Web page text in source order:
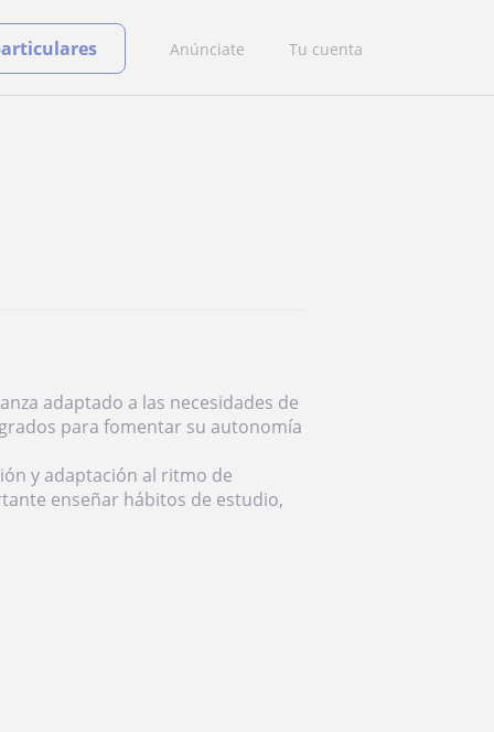
Anúnciate Tu cuenta
adaptado a las necesidades de
para fomentar su autonomía
y adaptación al ritmo de
enseñar hábitos de estudio,